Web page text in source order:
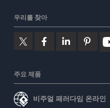
우리를 찾아
주요 제품
비주얼 패러다임 온라인